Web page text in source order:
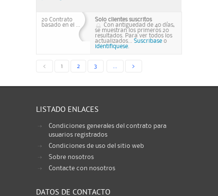
2o Contrato
basado en el ...
Solo clientes suscritos
Con antiguedad de 40 días,
se muestran los primeros 20
resultados. Para ver todos los
actualizados... Suscribase o
identifiquese.
< 1 2 3 >
LISTADO ENLACES
Condiciones generales del contrato para
usuarios registrados
Condiciones de uso del sitio web
Sobre nosotros
Contacte con nosotros
DATOS DE CONTACTO